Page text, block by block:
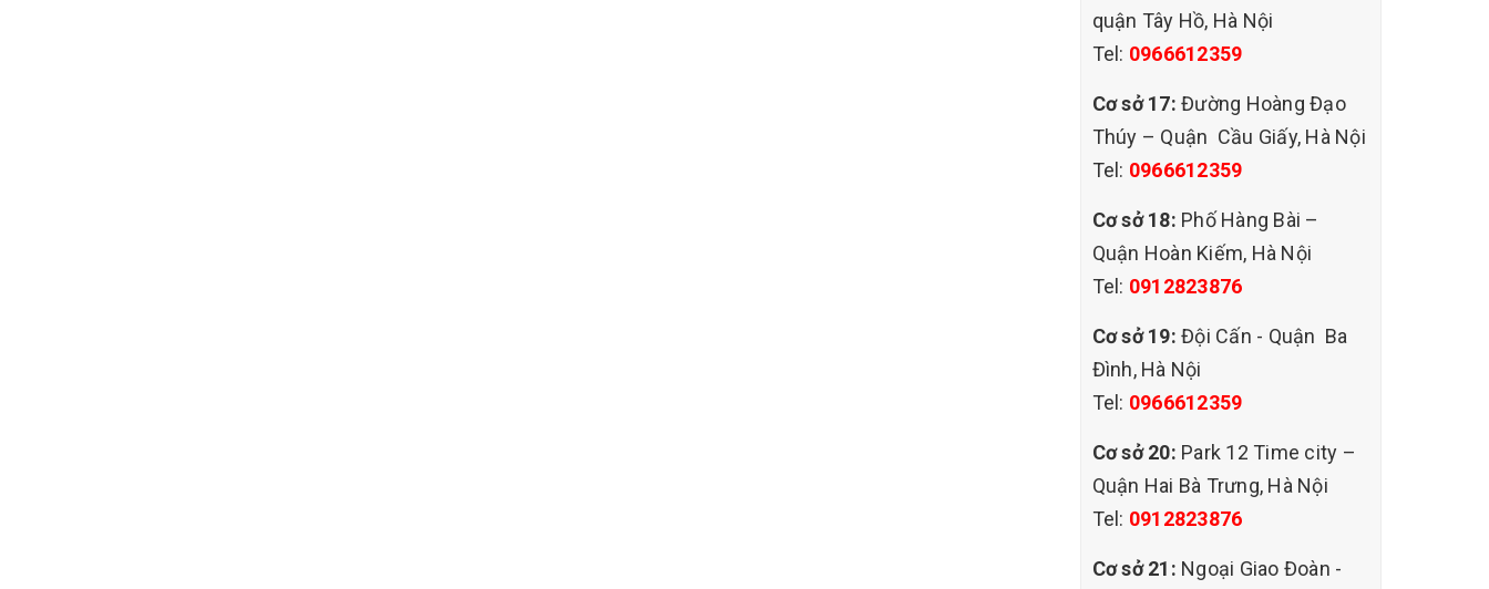
quận Tây Hồ, Hà Nội
Tel: 0966612359
Cơ sở 17: Đường Hoàng Đạo
Thúy – Quận Cầu Giấy, Hà Nội
Tel: 0966612359
Cơ sở 18: Phố Hàng Bài –
Quận Hoàn Kiếm, Hà Nội
Tel: 0912823876
Cơ sở 19: Đội Cấn - Quận Ba
Đình, Hà Nội
Tel: 0966612359
Cơ sở 20: Park 12 Time city –
Quận Hai Bà Trưng, Hà Nội
Tel: 0912823876
Cơ sở 21: Ngoại Giao Đoàn -